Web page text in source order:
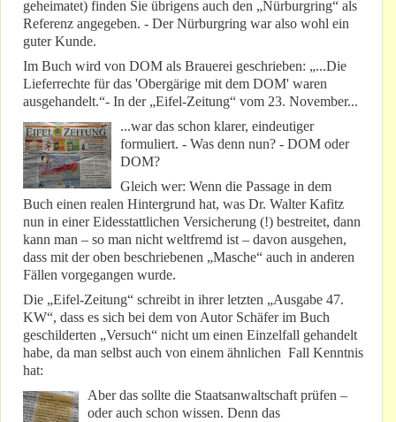
geheimatet) finden Sie übrigens auch den „Nürburgring“ als
Referenz angegeben. - Der Nürburgring war also wohl ein
guter Kunde.
Im Buch wird von DOM als Brauerei geschrieben: „...Die
Lieferrechte für das 'Obergärige mit dem DOM' waren
ausgehandelt.“- In der „Eifel-Zeitung“ vom 23. November...
...war das schon klarer, eindeutiger
formuliert. - Was denn nun? - DOM oder
DOM?
Gleich wer: Wenn die Passage in dem
Buch einen realen Hintergrund hat, was Dr. Walter Kafitz
nun in einer Eidesstattlichen Versicherung (!) bestreitet, dann
kann man – so man nicht weltfremd ist – davon ausgehen,
dass mit der oben beschriebenen „Masche“ auch in anderen
Fällen vorgegangen wurde.
Die „Eifel-Zeitung“ schreibt in ihrer letzten „Ausgabe 47.
KW“, dass es sich bei dem von Autor Schäfer im Buch
geschilderten „Versuch“ nicht um einen Einzelfall gehandelt
habe, da man selbst auch von einem ähnlichen Fall Kenntnis
hat:
Aber das sollte die Staatsanwaltschaft prüfen –
oder auch schon wissen. Denn das